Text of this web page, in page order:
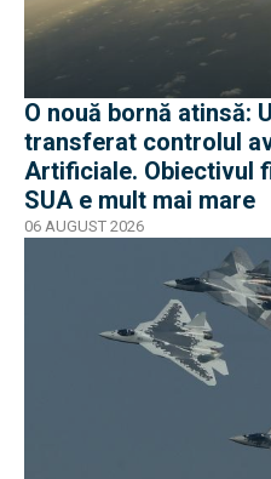
O nouă bornă atinsă:
transferat controlul
Artificiale. Obiectivul
SUA e mult mai mare
06 AUGUST 2026